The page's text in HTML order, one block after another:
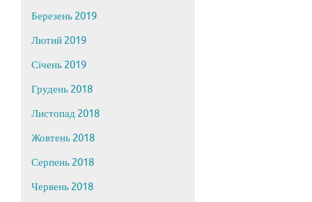
Березень 2019
Лютий 2019
Січень 2019
Грудень 2018
Листопад 2018
Жовтень 2018
Серпень 2018
Червень 2018